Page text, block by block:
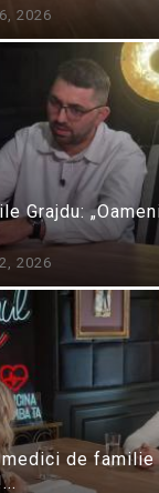
2026
Grajdu:
2026
medici de